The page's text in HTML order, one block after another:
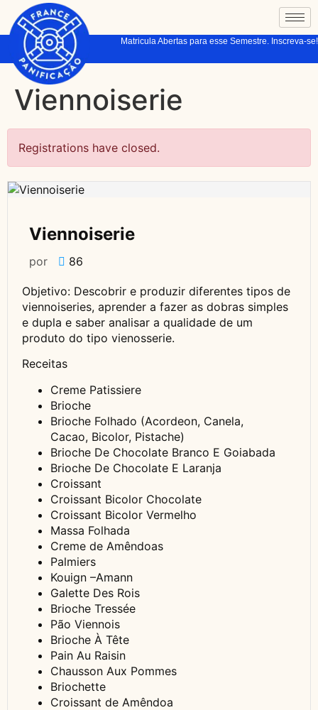
Matricula Abertas para esse Semestre. Inscreva-se!
Viennoiserie
Registrations have closed.
Viennoiserie
por 86
Objetivo: Descobrir e produzir diferentes tipos de
viennoiseries, aprender a fazer as dobras simples
e dupla e saber analisar a qualidade de um
produto do tipo vienosserie.
Receitas
Creme Patissiere
Brioche
Brioche Folhado (Acordeon, Canela,
Cacao, Bicolor, Pistache)
Brioche De Chocolate Branco E Goiabada
Brioche De Chocolate E Laranja
Croissant
Croissant Bicolor Chocolate
Croissant Bicolor Vermelho
Massa Folhada
Creme de Amêndoas
Palmiers
Kouign –Amann
Galette Des Rois
Brioche Tressée
Pão Viennois
Brioche À Tête
Pain Au Raisin
Chausson Aux Pommes
Briochette
Croissant de Amêndoa